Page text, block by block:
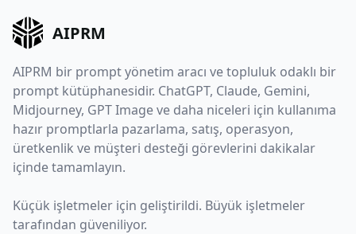
AIPRM
AIPRM bir prompt yönetim aracı ve topluluk odaklı bir
prompt kütüphanesidir. ChatGPT, Claude, Gemini,
Midjourney, GPT Image ve daha niceleri için kullanıma
hazır promptlarla pazarlama, satış, operasyon,
üretkenlik ve müşteri desteği görevlerini dakikalar
içinde tamamlayın.
Küçük işletmeler için geliştirildi. Büyük işletmeler
tarafından güveniliyor.